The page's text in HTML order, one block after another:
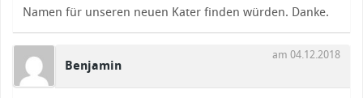
Namen für unseren neuen Kater finden würden. Danke.
Benjamin
am 04.12.2018